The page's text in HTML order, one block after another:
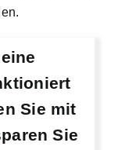
Sie mit
Sie